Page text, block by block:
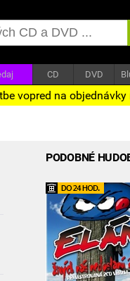
CD DVD
vopred na objednávky
PODOBNÉ